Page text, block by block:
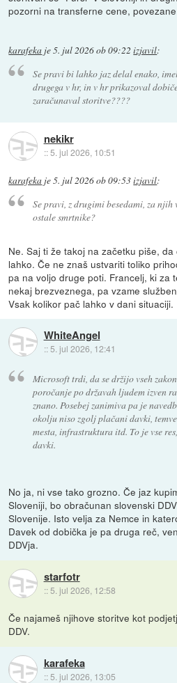
pozorni na transferne cene,
karafeka je5. jul 2026 ob 09:22 izjavil:
Se pravi bi lahko jaz delal enako,
drugega v hr, in v hr prikazoval
zaračunaval storitve????
nekikr
::5. jul 2026, 10:51
karafeka je5. jul 2026 ob 09:53izjavil:
Se pravi, z drugimi besedami, za
ostale smrtnike?
Ne. Saj ti že takoj na začetku piše,
lahko. Če ne znaš ustvariti toliko
pa na voljo druge poti. Francelj, ki za
nekaj brezveznega, pa vzame
Vsak kolikor pač lahko v dani situaciji.
WhiteAngel
:: 5. jul 2026, 12:41
Microsoft trdi, da se držijo vseh
poročanje po državah ljudem izven
znano. Posebej zanimiva pa je
okolju niso zgolj plačani davki,
mesta, infrastruktura itd. To je vse
davki.
No ja, ni vse tako grozno. Če jaz
Sloveniji, bo obračunan slovenski
Slovenije. Isto velja za Nemce in
Davek od dobička je pa druga reč,
DDVja.
starfotr
:: 5. jul 2026, 12:58
Če najameš njihove storitve kot
DDV.
karafeka
:: 5. jul 2026, 13:05